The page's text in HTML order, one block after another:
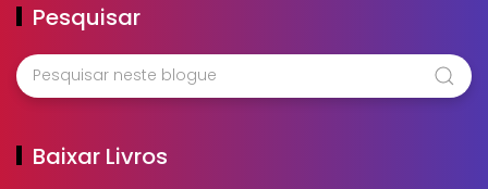
Pesquisar
Baixar Livros